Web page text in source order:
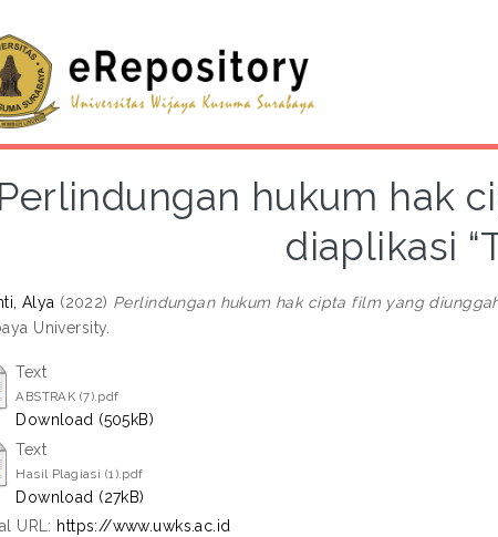
Perlindungan hukum hak
diaplikasi
Alya (2022) Perlindungan hukum hak cipta film yang diunggah
University.
Text
ABSTRAK (7).pdf
Download (505kB)
Text
Hasil Plagiasi (1).pdf
Download (27kB)
URL: https://www.uwks.ac.id